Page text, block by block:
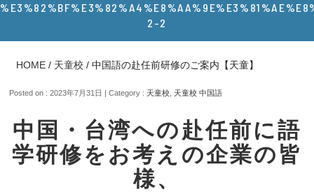
2-2
HOME / 天童校 /中国語の赴任前研修のご案内【天童】
Posted on : 2023年7月31日 | Category : 天童校 天童校 中国語
中国・台湾への赴任前に語
学研修をお考えの企業の皆
様、